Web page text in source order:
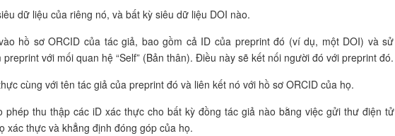
dữ liệu của riêng nó, và bất kỳ siêu dữ liệu DOI nào.
hồ sơ ORCID của tác giả, bao gồm cả ID của preprint đó (ví dụ, một DOI) và sử
với mối quan hệ “Self” (Bản thân). Điều này sẽ kết nối người đó với preprint đó.
cùng với tên tác giả của preprint đó và liên kết nó với hồ sơ ORCID của họ.
phép thu thập các iD xác thực cho bất kỳ đồng tác giả nào bằng việc gửi thư điện tử
xác thực và khẳng định đóng góp của họ.